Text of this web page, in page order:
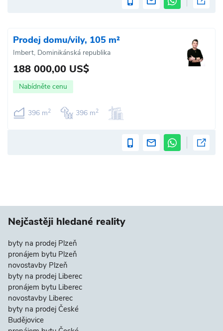
Prodej domu/vily, 105 m²
Imbert, Dominikánská republika
188 000,00 US$
Nabídněte cenu
396 m2 396 m2
Nejčastěji hledané reality
byty na prodej Plzeň
pronájem bytu Plzeň
novostavby Plzeň
byty na prodej Liberec
pronájem bytu Liberec
novostavby Liberec
byty na prodej České
Budějovice